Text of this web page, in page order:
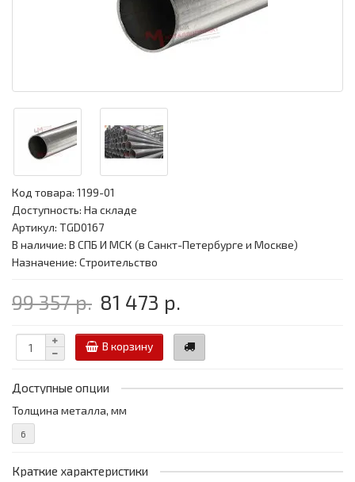
Код товара: 1199-01
Доступность: На складе
Артикул: TGD0167
В наличие: В СПБ И МСК (в Санкт-Петербурге и Москве)
Назначение: Строительство
99 357 р. 81 473 р.
В корзину
Доступные опции
Толщина металла, мм
6
Краткие характеристики